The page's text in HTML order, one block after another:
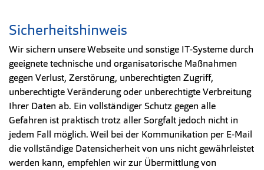
Sicherheitshinweis
Wir sichern unsere Webseite und sonstige IT-Systeme durch
geeignete technische und organisatorische Maßnahmen
gegen Verlust, Zerstörung, unberechtigten Zugriff,
unberechtigte Veränderung oder unberechtigte Verbreitung
Ihrer Daten ab. Ein vollständiger Schutz gegen alle
Gefahren ist praktisch trotz aller Sorgfalt jedoch nicht in
jedem Fall möglich. Weil bei der Kommunikation per E-Mail
die vollständige Datensicherheit von uns nicht gewährleistet
werden kann, empfehlen wir zur Übermittlung von